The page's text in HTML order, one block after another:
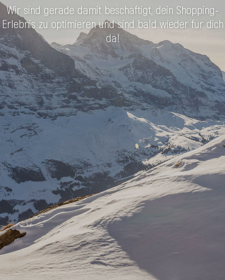
Wir sind gerade damit beschäftigt, dein Shopping-
Erlebnis zu optimieren und sind bald wieder für dich
da!